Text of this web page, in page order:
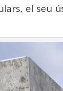
el seu